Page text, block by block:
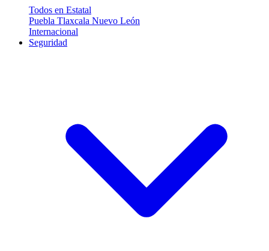
Todos en Estatal
Puebla Tlaxcala Nuevo León
Internacional
Seguridad